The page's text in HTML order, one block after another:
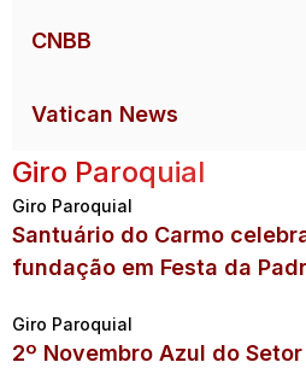
CNBB
Vatican News
Giro Paroquial
Giro Paroquial
Santuário do Carmo celebra
fundação em Festa da
Giro Paroquial
2º Novembro Azul do